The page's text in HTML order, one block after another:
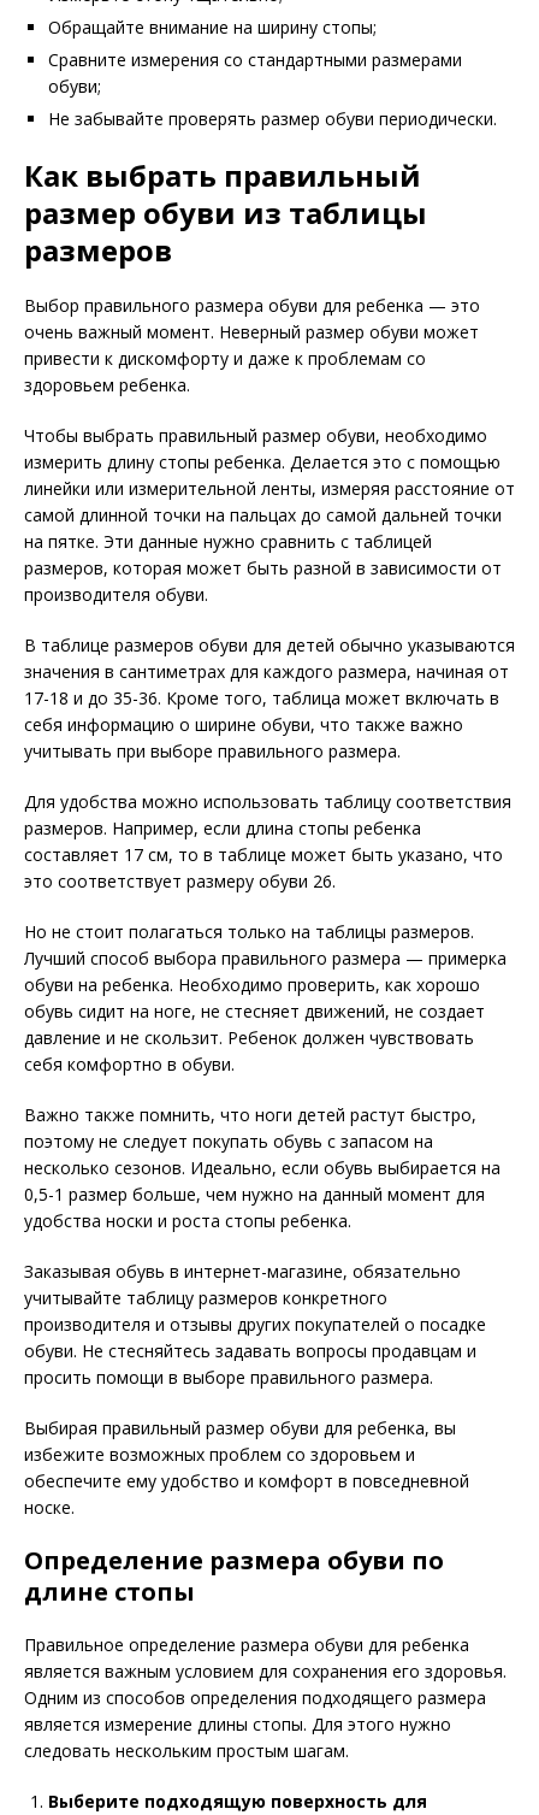
Обращайте внимание на ширину стопы;
Сравните измерения со стандартными размерами
обуви;
Не забывайте проверять размер обуви периодически.
Как выбрать правильный
размер обуви из таблицы
размеров
Выбор правильного размера обуви для ребенка — это
очень важный момент. Неверный размер обуви может
привести к дискомфорту и даже к проблемам со
здоровьем ребенка.
Чтобы выбрать правильный размер обуви, необходимо
измерить длину стопы ребенка. Делается это с помощью
линейки или измерительной ленты, измеряя расстояние от
самой длинной точки на пальцах до самой дальней точки
на пятке. Эти данные нужно сравнить с таблицей
размеров, которая может быть разной в зависимости от
производителя обуви.
В таблице размеров обуви для детей обычно указываются
значения в сантиметрах для каждого размера, начиная от
17-18 и до 35-36. Кроме того, таблица может включать в
себя информацию о ширине обуви, что также важно
учитывать при выборе правильного размера.
Для удобства можно использовать таблицу соответствия
размеров. Например, если длина стопы ребенка
составляет 17 см, то в таблице может быть указано, что
это соответствует размеру обуви 26.
Но не стоит полагаться только на таблицы размеров.
Лучший способ выбора правильного размера — примерка
обуви на ребенка. Необходимо проверить, как хорошо
обувь сидит на ноге, не стесняет движений, не создает
давление и не скользит. Ребенок должен чувствовать
себя комфортно в обуви.
Важно также помнить, что ноги детей растут быстро,
поэтому не следует покупать обувь с запасом на
несколько сезонов. Идеально, если обувь выбирается на
0,5-1 размер больше, чем нужно на данный момент для
удобства носки и роста стопы ребенка.
Заказывая обувь в интернет-магазине, обязательно
учитывайте таблицу размеров конкретного
производителя и отзывы других покупателей о посадке
обуви. Не стесняйтесь задавать вопросы продавцам и
просить помощи в выборе правильного размера.
Выбирая правильный размер обуви для ребенка, вы
избежите возможных проблем со здоровьем и
обеспечите ему удобство и комфорт в повседневной
носке.
Определение размера обуви по
длине стопы
Правильное определение размера обуви для ребенка
является важным условием для сохранения его здоровья.
Одним из способов определения подходящего размера
является измерение длины стопы. Для этого нужно
следовать нескольким простым шагам.
Выберите подходящую поверхность для